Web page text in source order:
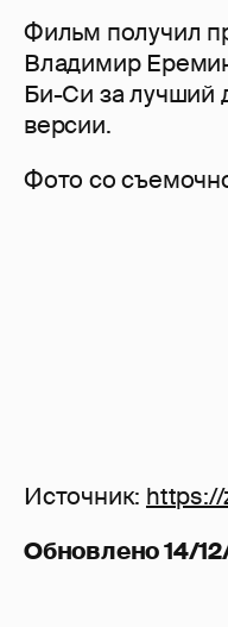
Фильм получил
Владимир
Би-Си за лучший
версии.
Фото со
Источник: https://
Обновлено 14/